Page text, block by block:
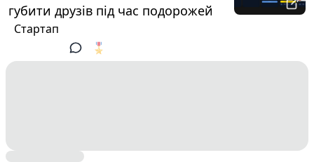
губити друзів під час подорожей
Стартап
🎖️